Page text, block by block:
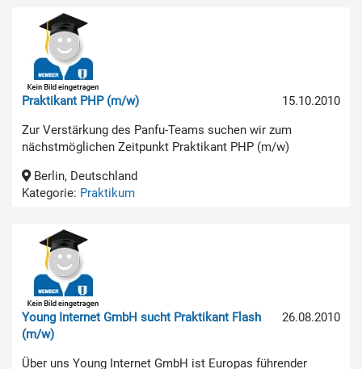
15.10.2010
Praktikant PHP (m/w)
Zur Verstärkung des Panfu-Teams suchen wir zum
nächstmöglichen Zeitpunkt Praktikant PHP (m/w)
Berlin, Deutschland
Kategorie: Praktikum
26.08.2010
Young Internet GmbH sucht Praktikant Flash
(m/w)
Über uns Young Internet GmbH ist Europas führender